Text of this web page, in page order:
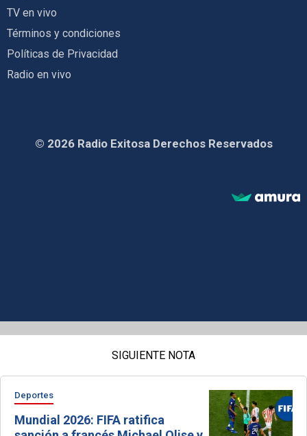
TV en vivo
Términos y condiciones
Políticas de Privacidad
Radio en vivo
© 2026 Radio Exitosa Derechos Reservados
SIGUIENTE NOTA
Deportes
Mundial 2026: FIFA ratifica